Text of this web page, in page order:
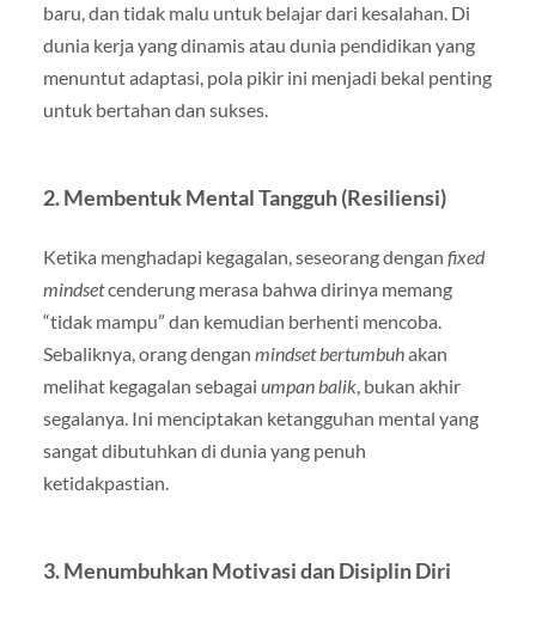
baru, dan tidak malu untuk belajar dari kesalahan. Di
dunia kerja yang dinamis atau dunia pendidikan yang
menuntut adaptasi, pola pikir ini menjadi bekal penting
untuk bertahan dan sukses.
2. Membentuk Mental Tangguh (Resiliensi)
Ketika menghadapi kegagalan, seseorang dengan fixed
mindsetcenderung merasa bahwa dirinya memang
“tidak mampu” dan kemudian berhenti mencoba.
Sebaliknya, orang dengan mindset bertumbuhakan
melihat kegagalan sebagai umpan balik, bukan akhir
segalanya. Ini menciptakan ketangguhan mental yang
sangat dibutuhkan di dunia yang penuh
ketidakpastian.
3. Menumbuhkan Motivasi dan Disiplin Diri